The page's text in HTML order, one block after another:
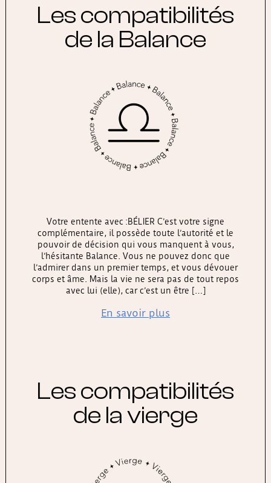
Les compatibilités
de la Balance
Votre entente avec :BÉLIER C’est votre signe
complémentaire, il possède toute l’autorité et le
pouvoir de décision qui vous manquent à vous,
l’hésitante Balance. Vous ne pouvez donc que
l’admirer dans un premier temps, et vous dévouer
corps et âme. Mais la vie ne sera pas de tout repos
avec lui (elle), car c’est un être […]
En savoir plus
Les compatibilités
de la vierge